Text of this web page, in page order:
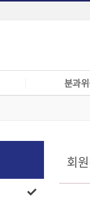
분과
임상교육위원회
동물의료대책위
회